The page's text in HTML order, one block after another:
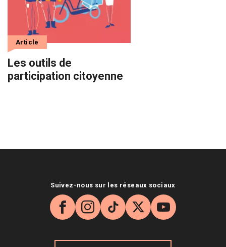
Les outils de
participation citoyenne
Article
Suivez-nous sur les réseaux sociaux
Facebook
Instagram
TikTok
X YouTube